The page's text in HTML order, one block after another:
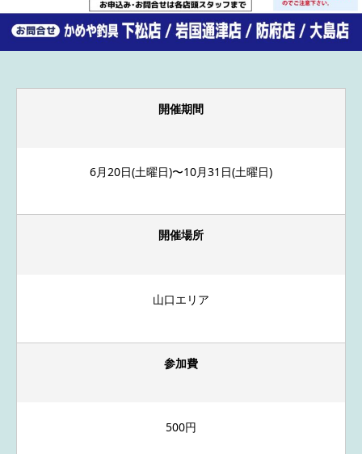
開催期間
6月20日(土曜日)〜10月31日(土曜日)
開催場所
山口エリア
参加費
500円